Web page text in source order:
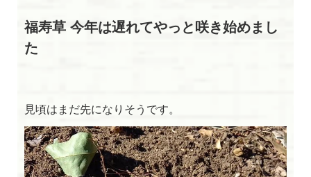
アクセス
閉じる
福寿草 今年は遅れてやっと咲き始めまし
た
見頃はまだ先になりそうです。